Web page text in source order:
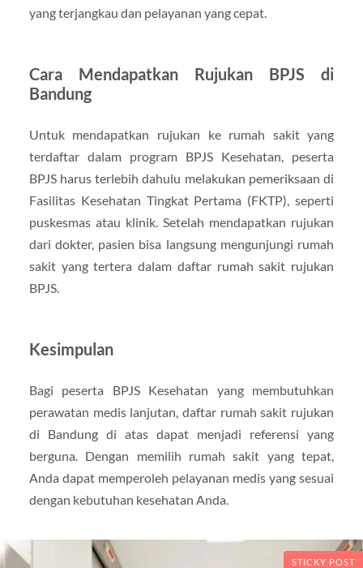
yang terjangkau dan pelayanan yang cepat.
Cara Mendapatkan Rujukan BPJS di
Bandung
Untuk mendapatkan rujukan ke rumah sakit yang
terdaftar dalam program BPJS Kesehatan, peserta
BPJS harus terlebih dahulu melakukan pemeriksaan di
Fasilitas Kesehatan Tingkat Pertama (FKTP), seperti
puskesmas atau klinik. Setelah mendapatkan rujukan
dari dokter, pasien bisa langsung mengunjungi rumah
sakit yang tertera dalam daftar rumah sakit rujukan
BPJS.
Kesimpulan
Bagi peserta BPJS Kesehatan yang membutuhkan
perawatan medis lanjutan, daftar rumah sakit rujukan
di Bandung di atas dapat menjadi referensi yang
berguna. Dengan memilih rumah sakit yang tepat,
Anda dapat memperoleh pelayanan medis yang sesuai
dengan kebutuhan kesehatan Anda.
STICKY POST